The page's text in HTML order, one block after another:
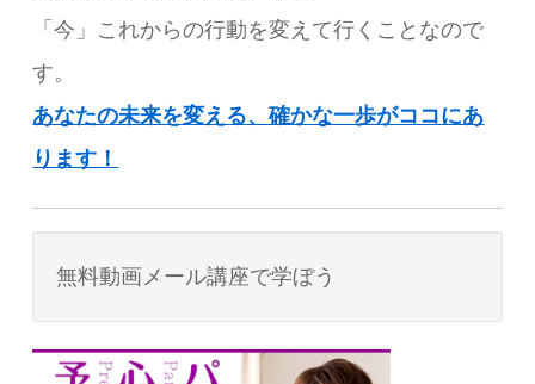
「今」これからの行動を変えて行くことなので
す。
あなたの未来を変える、確かな一歩がココにあ
ります！
無料動画メール講座で学ぼう